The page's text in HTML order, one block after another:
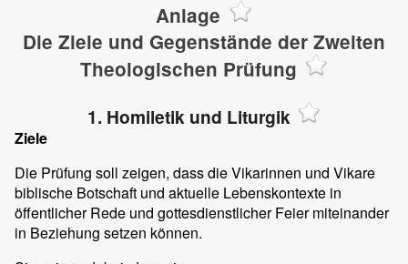
Anlage
Die Ziele und Gegenstände der Zweiten
Theologischen Prüfung
1. Homiletik und Liturgik
Ziele
Die Prüfung soll zeigen, dass die Vikarinnen und Vikare
biblische Botschaft und aktuelle Lebenskontexte in
öffentlicher Rede und gottesdienstlicher Feier miteinander
in Beziehung setzen können.